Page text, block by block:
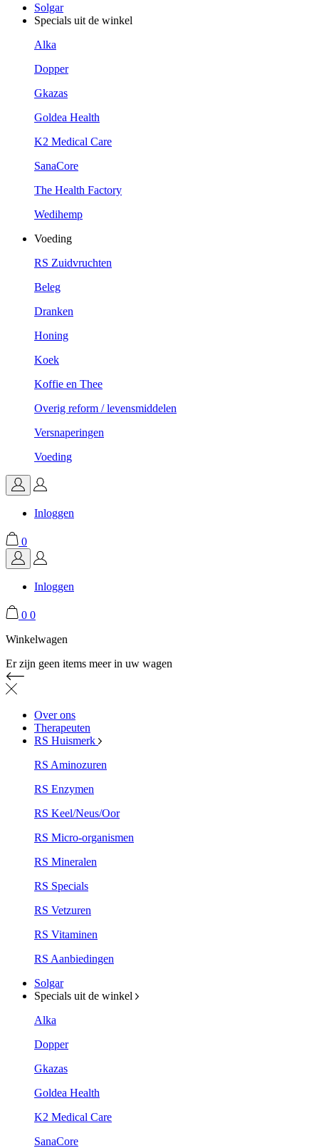
Solgar
Specials uit de winkel
Alka
Dopper
Gkazas
Goldea Health
K2 Medical Care
SanaCore
The Health Factory
Wedihemp
Voeding
RS Zuidvruchten
Beleg
Dranken
Honing
Koek
Koffie en Thee
Overig reform / levensmiddelen
Versnaperingen
Voeding
Inloggen
0
Inloggen
0 0
Winkelwagen
Er zijn geen items meer in uw wagen
Over ons
Therapeuten
RS Huismerk
RS Aminozuren
RS Enzymen
RS Keel/Neus/Oor
RS Micro-organismen
RS Mineralen
RS Specials
RS Vetzuren
RS Vitaminen
RS Aanbiedingen
Solgar
Specials uit de winkel
Alka
Dopper
Gkazas
Goldea Health
K2 Medical Care
SanaCore